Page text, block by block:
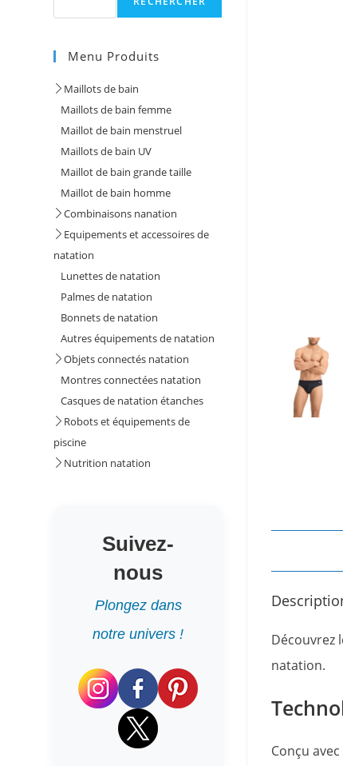
Découvrez
natation.
Conçu
Menu Produits
Maillots de bain
Maillots de bain femme
Maillot de bain menstruel
Maillots de bain UV
Maillot de bain grande taille
Maillot de bain homme
Combinaisons nanation
Equipements et accessoires de
natation
Lunettes de natation
Palmes de natation
Bonnets de natation
Autres équipements de natation
Objets connectés natation
Montres connectées natation
Casques de natation étanches
Robots et équipements de
piscine
Nutrition natation
Suivez-
nous
Plongez dans
notre univers !